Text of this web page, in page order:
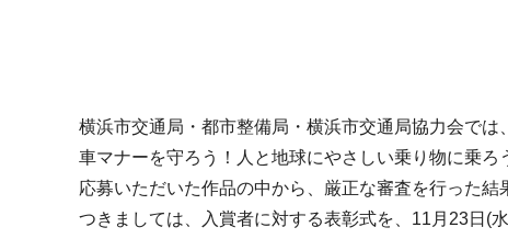
横浜市交通局・都市整備局・横浜市交通局協力会で
車マナーを守ろう！人と地球にやさしい乗り物に乗
応募いただいた作品の中から、厳正な審査を行った結
つきましては、入賞者に対する表彰式を、11月23日(